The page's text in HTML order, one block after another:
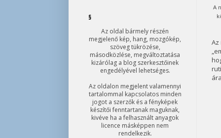
A
§
Az oldal bármely részén
megjelenő kép, hang, mozgókép,
szöveg tükrözése,
másodközlése, megváltoztatása
kizárólag a blog szerkesztőinek
engedélyével lehetséges.
Az oldalon megjelent valamennyi
tartalommal kapcsolatos minden
jogot a szerzők és a fényképek
készítői fenntartanak maguknak,
kivéve ha a felhasznált anyagok
licence másképpen nem
rendelkezik.